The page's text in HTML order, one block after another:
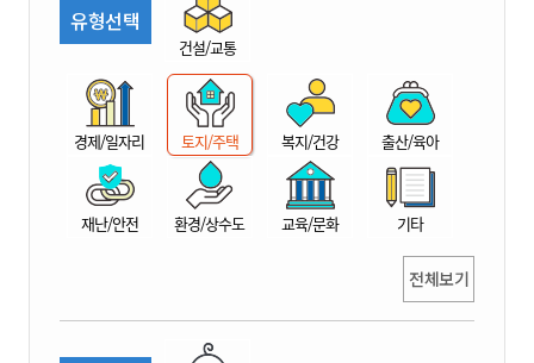
시
산
유형선택
건설/교통
경제/일자리 토지/주택 복지/건강 출산/육아
재난/안전 환경/상수도 교육/문화 기타
전체보기